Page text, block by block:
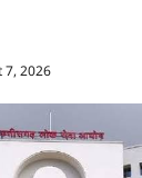
7, 2026